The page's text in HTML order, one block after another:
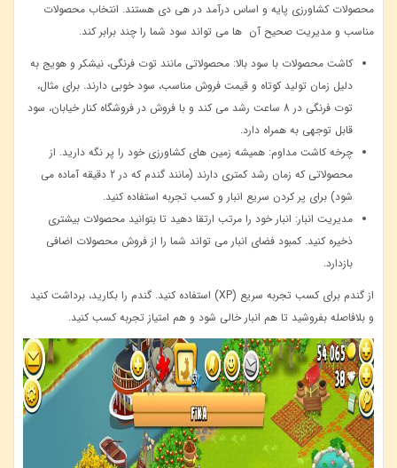
محصولات کشاورزی پایه و اساس درآمد در هی دی هستند. انتخاب محصولات
مناسب و مدیریت صحیح آن ‌ها می‌ تواند سود شما را چند برابر کند.
کاشت محصولات با سود بالا: محصولاتی مانند توت‌ فرنگی، نیشکر و هویج به
دلیل زمان تولید کوتاه و قیمت فروش مناسب، سود خوبی دارند. برای مثال،
توت‌ فرنگی در 8 ساعت رشد می ‌کند و با فروش در فروشگاه کنار خیابان، سود
قابل ‌توجهی به همراه دارد.
چرخه کاشت مداوم: همیشه زمین ‌های کشاورزی خود را پر نگه دارید. از
محصولاتی که زمان رشد کمتری دارند (مانند گندم که در 2 دقیقه آماده می
‌شود) برای پر کردن سریع انبار و کسب تجربه استفاده کنید.
مدیریت انبار: انبار خود را مرتب ارتقا دهید تا بتوانید محصولات بیشتری
ذخیره کنید. کمبود فضای انبار می ‌تواند شما را از فروش محصولات اضافی
بازدارد.
از گندم برای کسب تجربه سریع (XP) استفاده کنید. گندم را بکارید، برداشت کنید
و بلافاصله بفروشید تا هم انبار خالی شود و هم امتیاز تجربه کسب کنید.